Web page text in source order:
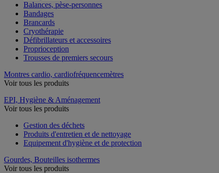
Balances, pèse-personnes
Bandages
Brancards
Cryothérapie
Défibrillateurs et accessoires
Proprioception
Trousses de premiers secours
Montres cardio, cardiofréquencemètres
Voir tous les produits
EPI, Hygiène & Aménagement
Voir tous les produits
Gestion des déchets
Produits d'entretien et de nettoyage
Equipement d'hygiène et de protection
Gourdes, Bouteilles isothermes
Voir tous les produits